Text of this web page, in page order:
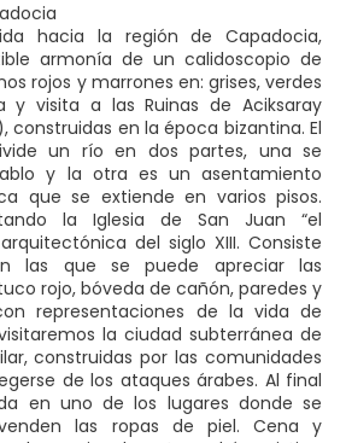
hacia la región de Capadocia,
armonía de un calidoscopio de
rojos y marrones en: grises, verdes
y visita a las Ruinas de Aciksaray
construidas en la época bizantina. El
un río en dos partes, una se
y la otra es un asentamiento
que se extiende en varios pisos.
la Iglesia de San Juan “el
del siglo XIII. Consiste
las que se puede apreciar las
rojo, bóveda de cañón, paredes y
representaciones de la vida de
la ciudad subterránea de
construidas por las comunidades
de los ataques árabes. Al final
en uno de los lugares donde se
las ropas de piel. Cena y